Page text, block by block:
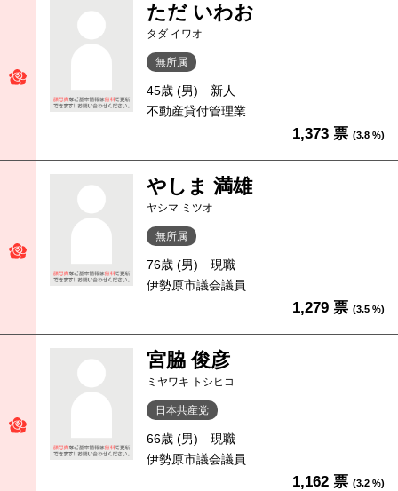
ただ いわお
タダ イワオ
無所属
45歳 (男)
新人
不動産貸付管理業
1,373 票 (3.8 %)
やしま 満雄
ヤシマ ミツオ
無所属
76歳 (男)
現職
伊勢原市議会議員
1,279 票 (3.5 %)
宮脇 俊彦
ミヤワキ トシヒコ
日本共産党
66歳 (男)
現職
伊勢原市議会議員
1,162 票 (3.2 %)